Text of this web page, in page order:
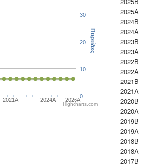
2021A 2024A 2026A
0
10
20
30
Παρτίδες
Highcharts.com
2025A
2024B
2024A
2023B
2023Α
2022B
2022A
2021B
2021A
2020B
2020A
2019B
2019A
2018B
2018A
2017B